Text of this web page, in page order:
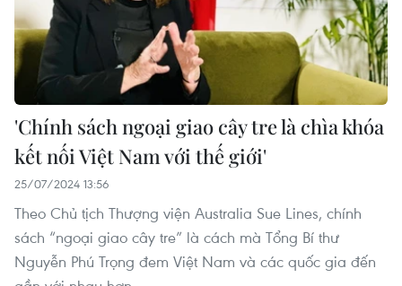
'Chính sách ngoại giao cây tre là chìa khóa
kết nối Việt Nam với thế giới'
25/07/2024 13:56
Theo Chủ tịch Thượng viện Australia Sue Lines, chính
sách “ngoại giao cây tre” là cách mà Tổng Bí thư
Nguyễn Phú Trọng đem Việt Nam và các quốc gia đến